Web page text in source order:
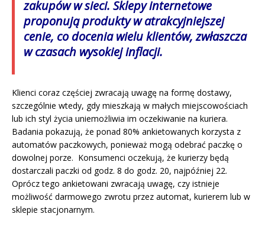
zakupów w sieci. Sklepy internetowe
proponują produkty w atrakcyjniejszej
cenie, co docenia wielu klientów, zwłaszcza
w czasach wysokiej inflacji.
Klienci coraz częściej zwracają uwagę na formę dostawy,
szczególnie wtedy, gdy mieszkają w małych miejscowościach
lub ich styl życia uniemożliwia im oczekiwanie na kuriera.
Badania pokazują, że ponad 80% ankietowanych korzysta z
automatów paczkowych, ponieważ mogą odebrać paczkę o
dowolnej porze. Konsumenci oczekują, że kurierzy będą
dostarczali paczki od godz. 8 do godz. 20, najpóźniej 22.
Oprócz tego ankietowani zwracają uwagę, czy istnieje
możliwość darmowego zwrotu przez automat, kurierem lub w
sklepie stacjonarnym.